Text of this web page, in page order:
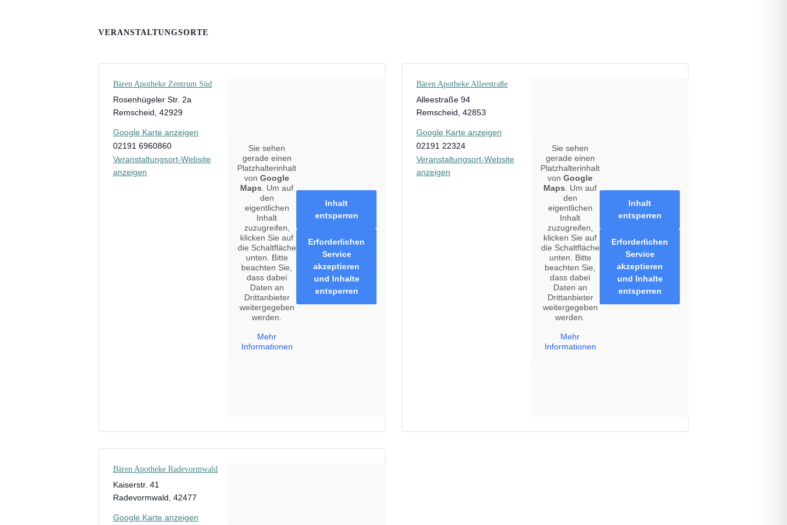
VERANSTALTUNGSORTE
Bären Apotheke Zentrum Süd
Rosenhügeler Str. 2a
Remscheid 42929
Google Karte anzeigen
02191 6960860
Veranstaltungsort-Website
anzeigen
Sie sehen
gerade einen
Platzhalterinhalt
vonGoogle
Maps . Um auf
den
eigentlichen
Inhalt
zuzugreifen,
klicken Sie auf
die Schaltfläche
unten. Bitte
beachten Sie,
dass dabei
Daten an
Drittanbieter
weitergegeben
werden.
Mehr
Informationen
Inhalt
entsperren
Erforderlichen
Service
akzeptieren
und Inhalte
entsperren
Bären Apotheke Alleestraße
Alleestraße 94
Remscheid 42853
Google Karte anzeigen
02191 22324
Veranstaltungsort-Website
anzeigen
Sie sehen
gerade einen
Platzhalterinhalt
vonGoogle
Maps . Um auf
den
eigentlichen
Inhalt
zuzugreifen,
klicken Sie auf
die Schaltfläche
unten. Bitte
beachten Sie,
dass dabei
Daten an
Drittanbieter
weitergegeben
werden.
Mehr
Informationen
Inhalt
entsperren
Erforderlichen
Service
akzeptieren
und Inhalte
entsperren
Bären Apotheke Radevormwald
Kaiserstr. 41
Radevormwald 42477
Google Karte anzeigen